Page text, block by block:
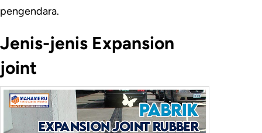
pengendara.
Jenis-jenis Expansion
joint